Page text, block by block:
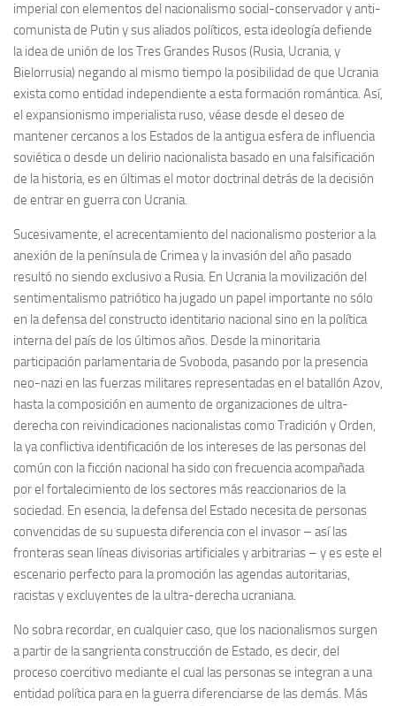
imperial con elementos del nacionalismo social-conservador y anti-
comunista de Putin y sus aliados políticos, esta ideología defiende
la idea de unión de los Tres Grandes Rusos (Rusia, Ucrania, y
Bielorrusia) negando al mismo tiempo la posibilidad de que Ucrania
exista como entidad independiente a esta formación romántica. Así,
el expansionismo imperialista ruso, véase desde el deseo de
mantener cercanos a los Estados de la antigua esfera de influencia
soviética o desde un delirio nacionalista basado en una falsificación
de la historia, es en últimas el motor doctrinal detrás de la decisión
de entrar en guerra con Ucrania.
Sucesivamente, el acrecentamiento del nacionalismo posterior a la
anexión de la península de Crimea y la invasión del año pasado
resultó no siendo exclusivo a Rusia. En Ucrania la movilización del
sentimentalismo patriótico ha jugado un papel importante no sólo
en la defensa del constructo identitario nacional sino en la política
interna del país de los últimos años. Desde la minoritaria
participación parlamentaria de Svoboda, pasando por la presencia
neo-nazi en las fuerzas militares representadas en el batallón Azov,
hasta la composición en aumento de organizaciones de ultra-
derecha con reivindicaciones nacionalistas como Tradición y Orden,
la ya conflictiva identificación de los intereses de las personas del
común con la ficción nacional ha sido con frecuencia acompañada
por el fortalecimiento de los sectores más reaccionarios de la
sociedad. En esencia, la defensa del Estado necesita de personas
convencidas de su supuesta diferencia con el invasor – así las
fronteras sean líneas divisorias artificiales y arbitrarias – y es este el
escenario perfecto para la promoción las agendas autoritarias,
racistas y excluyentes de la ultra-derecha ucraniana.
No sobra recordar, en cualquier caso, que los nacionalismos surgen
a partir de la sangrienta construcción de Estado, es decir, del
proceso coercitivo mediante el cual las personas se integran a una
entidad política para en la guerra diferenciarse de las demás. Más